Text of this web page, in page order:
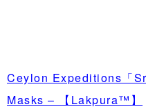
Ceylon Expeditions「
Masks – 【Lakpura™】